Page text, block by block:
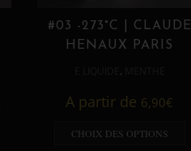
#03 -273°C | CLAUDE
HENAUX PARIS
,
A partir de 6,90€
CHOIX DES OPTIONS